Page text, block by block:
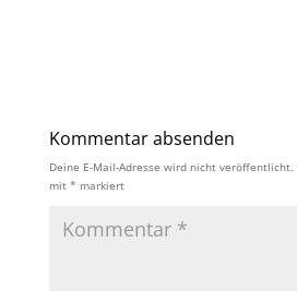
Kommentar absenden
Deine E-Mail-Adresse wird nicht veröffentlicht.
mit * markiert